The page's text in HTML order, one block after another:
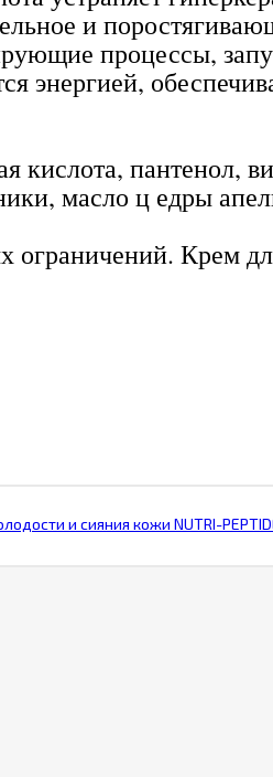
и
процессы,
энергией,
кислота, пантенол,
масло ц едры
ограничений. Крем
и сияния кожи NUTRI-